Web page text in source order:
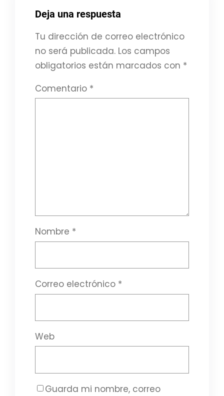
Deja una respuesta
Tu dirección de correo electrónico
no será publicada. Los campos
obligatorios están marcados con *
Comentario *
Nombre *
Correo electrónico *
Web
Guarda mi nombre, correo